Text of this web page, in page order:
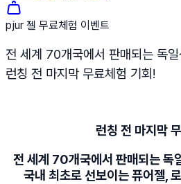
pjur 젤 무료체험 이벤트
전 세계 70개국에서 판매되는 독
런칭 전 마지막 무료체험 기회!
런칭 전 마지막
전 세계 70개국에서 판매되는
국내 최초로 선보이는 퓨어젤,